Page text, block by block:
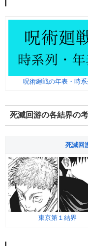
呪術廻戦の年表・時系
死滅回游の各結界の
死滅回
東京第１結界